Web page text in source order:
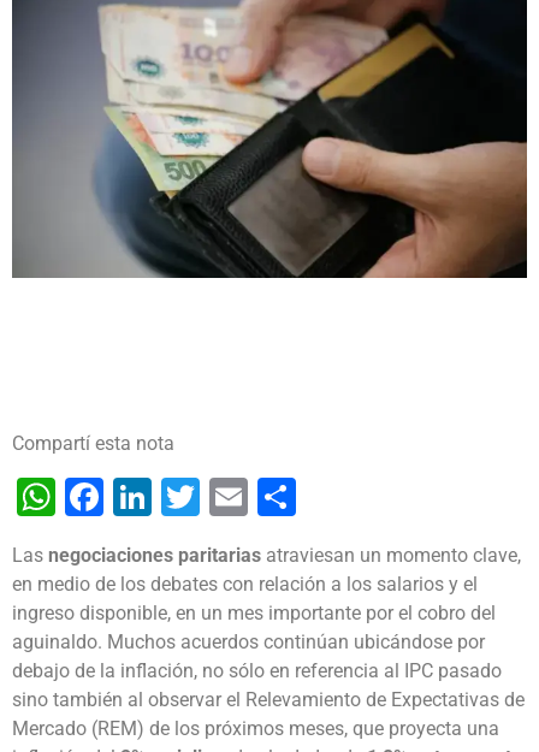
Compartí esta nota
WhatsApp
Facebook
LinkedIn
Twitter
Email
Las negociaciones paritarias atraviesan un momento clave,
en medio de los debates con relación a los salarios y el
ingreso disponible, en un mes importante por el cobro del
aguinaldo. Muchos acuerdos continúan ubicándose por
debajo de la inflación, no sólo en referencia al IPC pasado
sino también al observar el Relevamiento de Expectativas de
Mercado (REM) de los próximos meses, que proyecta una